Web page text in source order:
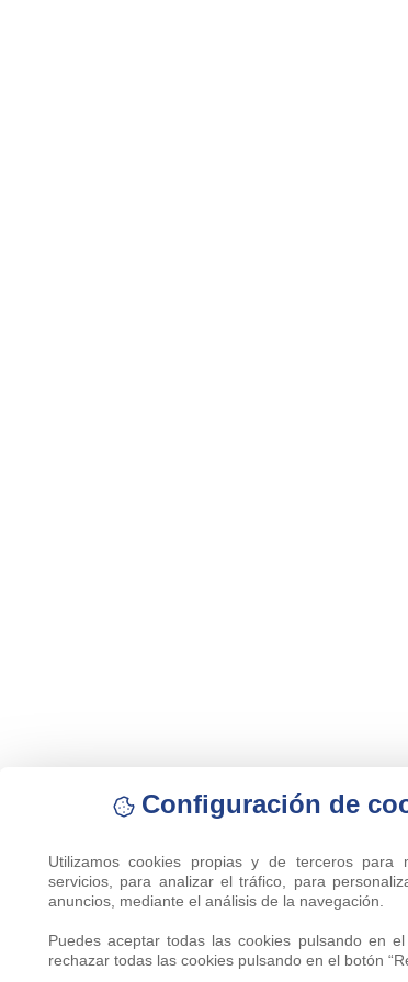
Configuración de
Utilizamos cookies propias y de terceros para
servicios, para analizar el tráfico, para
anuncios, mediante el análisis de la navegación.
Puedes aceptar todas las cookies pulsando en el
rechazar todas las cookies pulsando en el botón